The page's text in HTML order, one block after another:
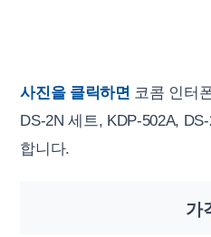
사진을 클릭하면 코콤 인터
DS-2N 세트, KDP-502A,
합니다.
가